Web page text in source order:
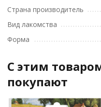
Страна производитель
Вид лакомства
Форма
C этим
покупают